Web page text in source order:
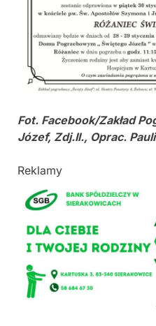
Fot. Facebook/Zakład
Józef, Zdj.Il., Oprac.
Reklamy